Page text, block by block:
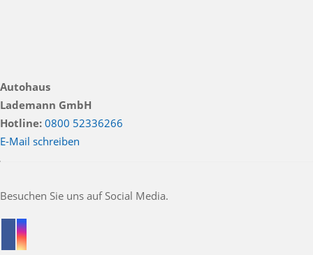
Autohaus
Lademann GmbH
Hotline: 0800 52336266
E-Mail schreiben
Besuchen Sie uns auf Social Media.